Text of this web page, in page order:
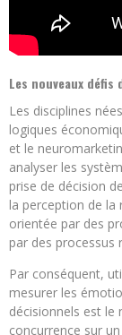
Les nouveaux défis
Les disciplines
logiques
et le
analyser les
prise de décision
la perception de
orientée par des
par des processus
Par conséquent,
mesurer les
décisionnels est le
concurrence sur